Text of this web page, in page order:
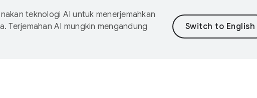
teknologi AI untuk menerjemahkan
Terjemahan AI mungkin mengandung